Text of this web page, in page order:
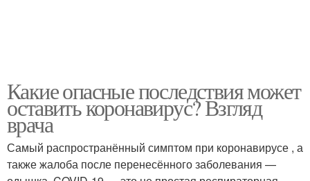
Какие опасные последствия может
оставить коронавирус? Взгляд
врача
Самый распространённый симптом при коронавирусе , а
также жалоба после перенесённого заболевания —